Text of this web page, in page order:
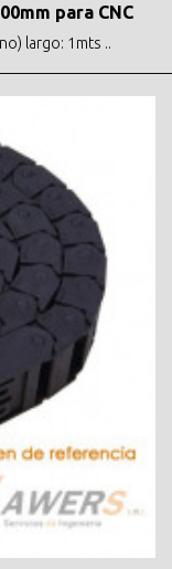
para CNC
largo: 1mts ..